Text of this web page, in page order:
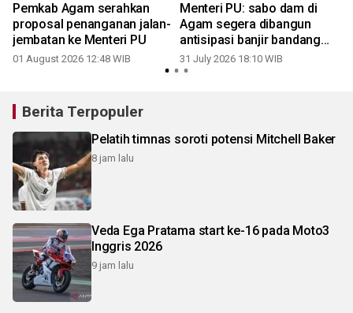
Pemkab Agam serahkan
proposal penanganan jalan-
jembatan ke Menteri PU
01 August 2026 12:48 WIB
Menteri PU: sabo dam di
Agam segera dibangun
antisipasi banjir bandang
susulan (Video)
31 July 2026 18:10 WIB
Berita Terpopuler
Pelatih timnas soroti potensi Mitchell Baker
8 jam lalu
Veda Ega Pratama start ke-16 pada Moto3
Inggris 2026
9 jam lalu